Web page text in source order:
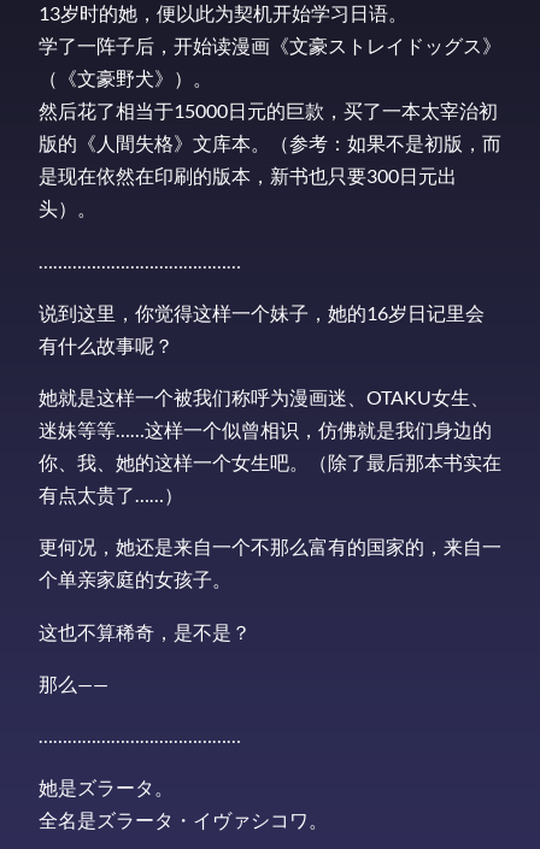
13岁时的她，便以此为契机开始学习日语。
学了一阵子后，开始读漫画《文豪ストレイドッグス》
（《文豪野犬》）。
然后花了相当于15000日元的巨款，买了一本太宰治初
版的《人間失格》文库本。（参考：如果不是初版，而
是现在依然在印刷的版本，新书也只要300日元出
头）。
说到这里，你觉得这样一个妹子，她的16岁日记里会
有什么故事呢？
她就是这样一个被我们称呼为漫画迷、OTAKU女生、
迷妹等等……这样一个似曾相识，仿佛就是我们身边的
你、我、她的这样一个女生吧。（除了最后那本书实在
有点太贵了……）
更何况，她还是来自一个不那么富有的国家的，来自一
个单亲家庭的女孩子。
这也不算稀奇，是不是？
那么——
……………………………………
她是ズラータ。
全名是ズラータ・イヴァシコワ。